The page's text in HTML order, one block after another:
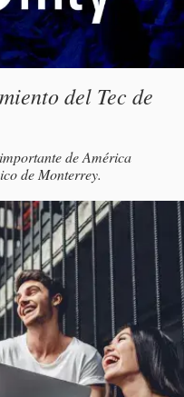
del Tec de
de América
de Monterrey.